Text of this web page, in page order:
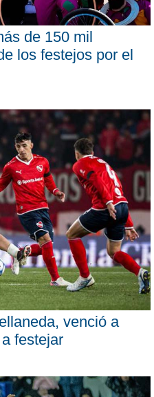
de 150 mil
los festejos por el
venció a
festejar